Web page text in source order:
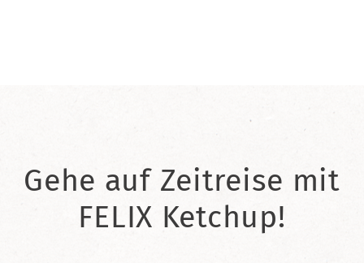
Gehe auf Zeitreise mit
FELIX Ketchup!